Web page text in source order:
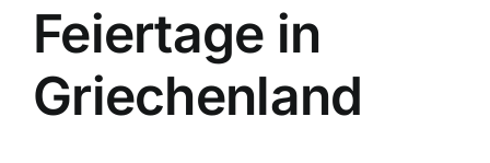
Feiertage in
Griechenland